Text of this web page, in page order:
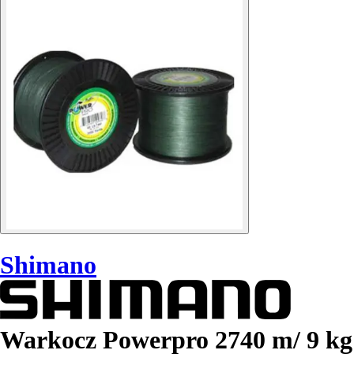
Shimano
Warkocz Powerpro 2740 m/ 9 kg